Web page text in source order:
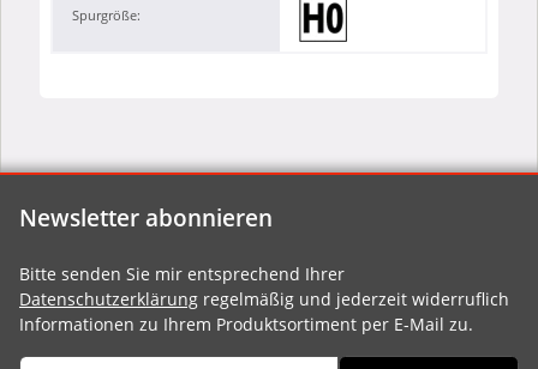
Spurgröße:
Newsletter abonnieren
Bitte senden Sie mir entsprechend Ihrer
Datenschutzerklärung regelmäßig und jederzeit widerruflich
Informationen zu Ihrem Produktsortiment per E-Mail zu.